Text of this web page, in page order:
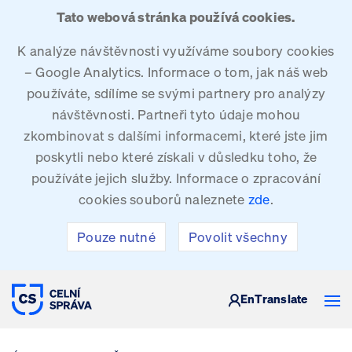
Tato webová stránka používá cookies.
K analýze návštěvnosti využíváme soubory cookies
– Google Analytics. Informace o tom, jak náš web
používáte, sdílíme se svými partnery pro analýzy
návštěvnosti. Partneři tyto údaje mohou
zkombinovat s dalšími informacemi, které jste jim
poskytli nebo které získali v důsledku toho, že
používáte jejich služby. Informace o zpracování
cookies souborů naleznete zde.
Pouze nutné Povolit všechny
CELNÍ SPRÁVA ČESKÉ REPUBLIKY
EnTranslate